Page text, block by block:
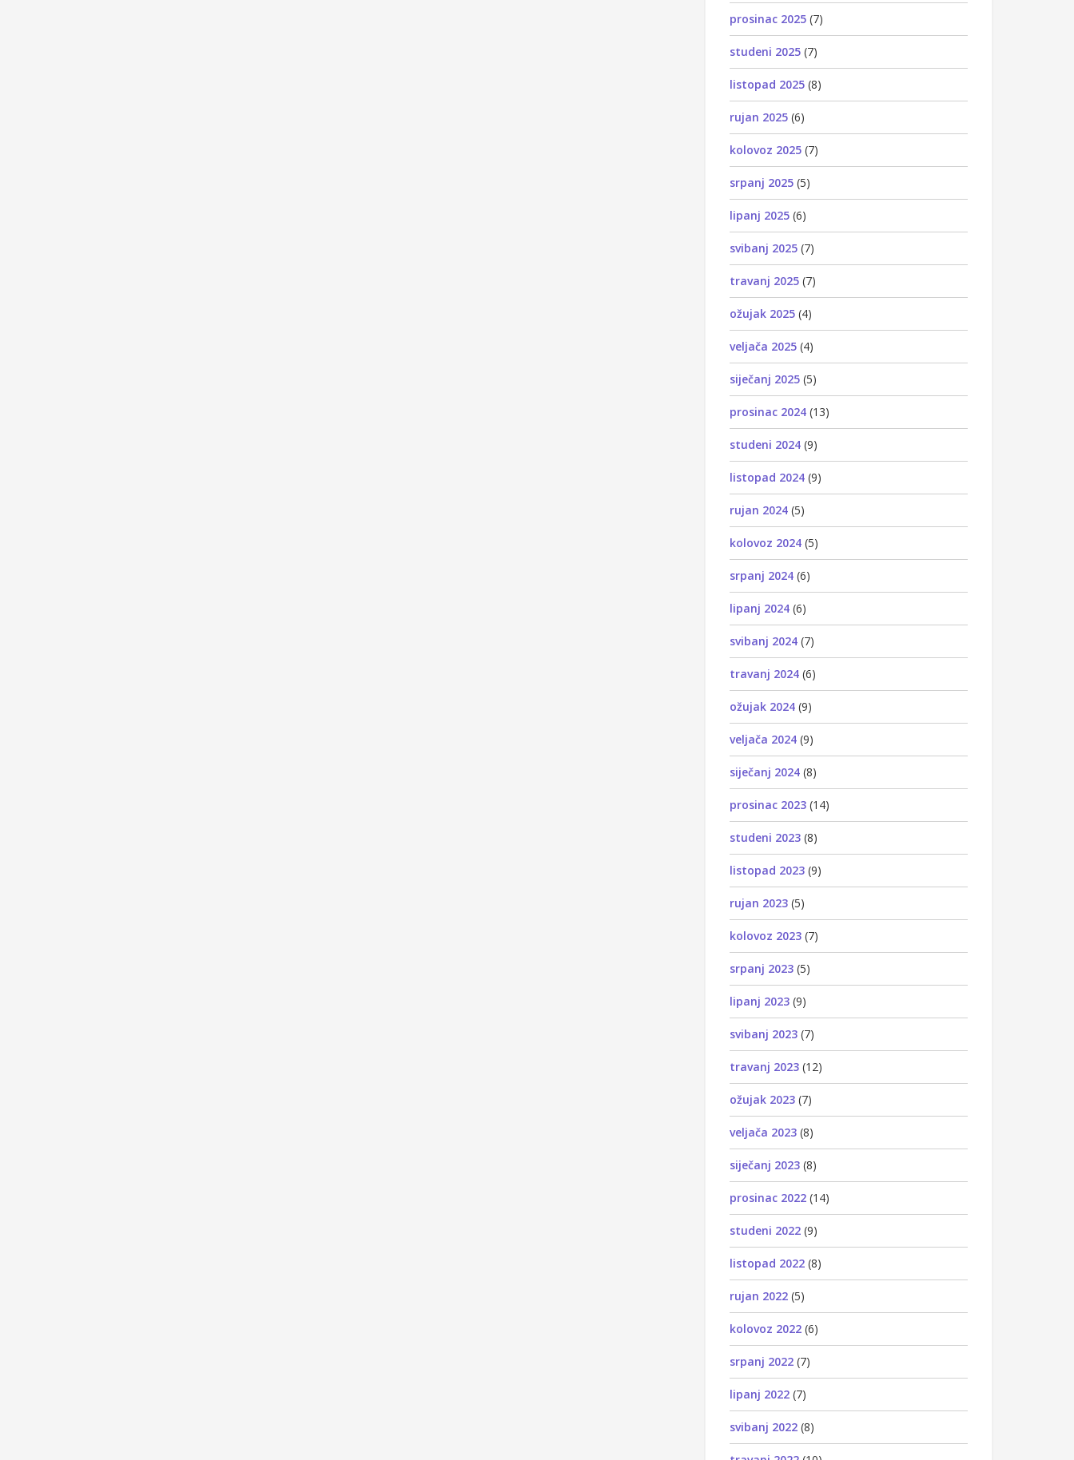
prosinac 2025 (7)
studeni 2025 (7)
listopad 2025 (8)
rujan 2025 (6)
kolovoz 2025 (7)
srpanj 2025 (5)
lipanj 2025 (6)
svibanj 2025 (7)
travanj 2025 (7)
ožujak 2025 (4)
veljača 2025 (4)
siječanj 2025 (5)
prosinac 2024 (13)
studeni 2024 (9)
listopad 2024 (9)
rujan 2024 (5)
kolovoz 2024 (5)
srpanj 2024 (6)
lipanj 2024 (6)
svibanj 2024 (7)
travanj 2024 (6)
ožujak 2024 (9)
veljača 2024 (9)
siječanj 2024 (8)
prosinac 2023 (14)
studeni 2023 (8)
listopad 2023 (9)
rujan 2023 (5)
kolovoz 2023 (7)
srpanj 2023 (5)
lipanj 2023 (9)
svibanj 2023 (7)
travanj 2023 (12)
ožujak 2023 (7)
veljača 2023 (8)
siječanj 2023 (8)
prosinac 2022 (14)
studeni 2022 (9)
listopad 2022 (8)
rujan 2022 (5)
kolovoz 2022 (6)
srpanj 2022 (7)
lipanj 2022 (7)
svibanj 2022 (8)